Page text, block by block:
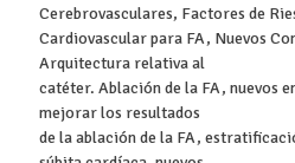
Cerebrovasculares, Factores de
Cardiovascular para FA, Nuevos
Arquitectura relativa al
catéter. Ablación de la FA, nuevos
mejorar los resultados
de la ablación de la FA,